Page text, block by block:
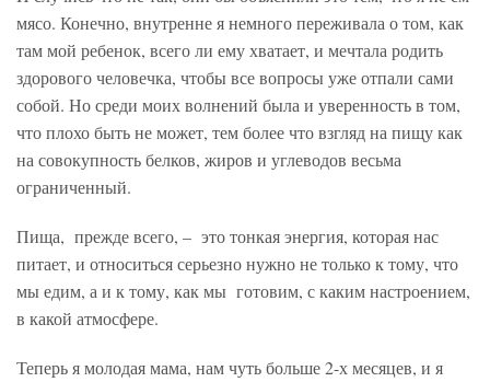
мясо. Конечно, внутренне я немного переживала о том, как
там мой ребенок, всего ли ему хватает, и мечтала родить
здорового человечка, чтобы все вопросы уже отпали сами
собой. Но среди моих волнений была и уверенность в том,
что плохо быть не может, тем более что взгляд на пищу как
на совокупность белков, жиров и углеводов весьма
ограниченный.
Пища, прежде всего, – это тонкая энергия, которая нас
питает, и относиться серьезно нужно не только к тому, что
мы едим, а и к тому, как мы готовим, с каким настроением,
в какой атмосфере.
Теперь я молодая мама, нам чуть больше 2-х месяцев, и я